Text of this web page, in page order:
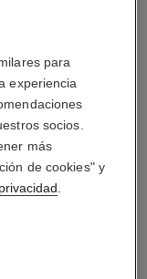
para
experiencia
socios.
más
de cookies" y